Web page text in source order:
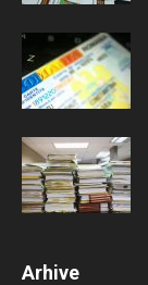
Arhive